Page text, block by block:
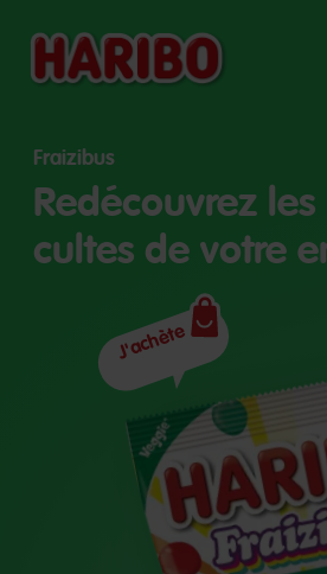
Fraizibus
Redécouvrez
cultes de votre
J'achète